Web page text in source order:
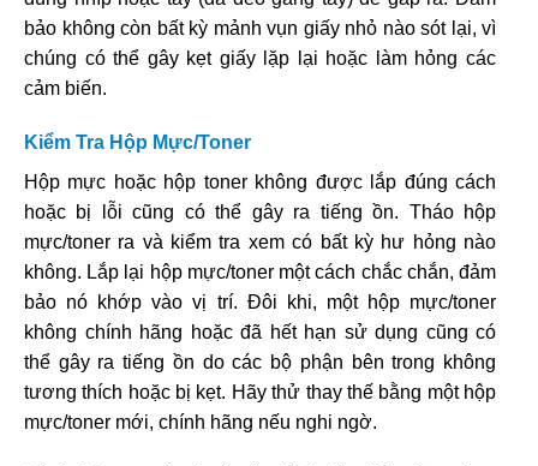
bảo không còn bất kỳ mảnh vụn giấy nhỏ nào sót lại, vì
chúng có thể gây kẹt giấy lặp lại hoặc làm hỏng các
cảm biến.
Kiểm Tra Hộp Mực/Toner
Hộp mực hoặc hộp toner không được lắp đúng cách
hoặc bị lỗi cũng có thể gây ra tiếng ồn. Tháo hộp
mực/toner ra và kiểm tra xem có bất kỳ hư hỏng nào
không. Lắp lại hộp mực/toner một cách chắc chắn, đảm
bảo nó khớp vào vị trí. Đôi khi, một hộp mực/toner
không chính hãng hoặc đã hết hạn sử dụng cũng có
thể gây ra tiếng ồn do các bộ phận bên trong không
tương thích hoặc bị kẹt. Hãy thử thay thế bằng một hộp
mực/toner mới, chính hãng nếu nghi ngờ.